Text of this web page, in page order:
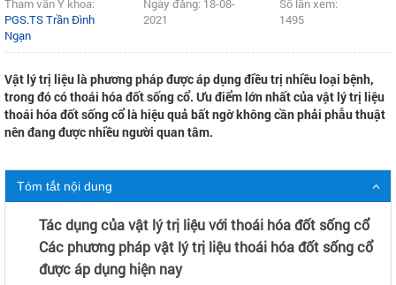
Tham vấn Y khoa:
PGS.TS Trần Đình
Ngạn
Ngày đăng: 18-08-
2021
Số lần xem:
1495
Vật lý trị liệu là phương pháp được áp dụng điều trị nhiều loại bệnh,
trong đó có thoái hóa đốt sống cổ. Ưu điểm lớn nhất của vật lý trị liệu
thoái hóa đốt sống cổ là hiệu quả bất ngờ không cần phải phẫu thuật
nên đang được nhiều người quan tâm.
Tóm tắt nội dung
Tác dụng của vật lý trị liệu với thoái hóa đốt sống cổ
Các phương pháp vật lý trị liệu thoái hóa đốt sống cổ
được áp dụng hiện nay